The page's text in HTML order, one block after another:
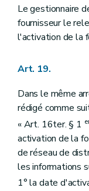
Le gestionnaire
fournisseur le
l'activation de la
Art. 19.
Dans le même
rédigé comme
« Art. 16ter. § 1
activation de la
de réseau de
les informations
1° la date